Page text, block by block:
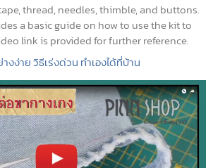
thread, needles, thimble, and buttons.
a basic guide on how to use the kit to
link is provided for further reference.
ง่าย วิธีเร่งด่วน ทำเองได้ที่บ้าน